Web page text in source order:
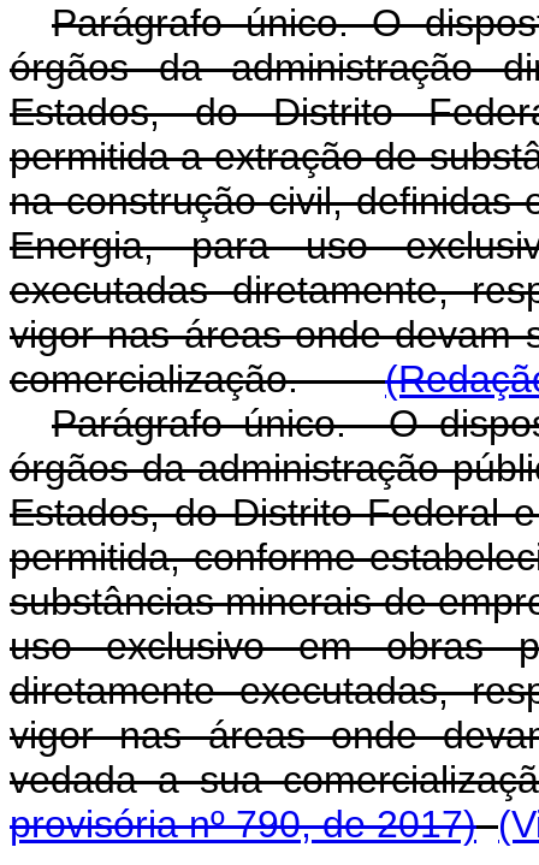
Parágrafo único. O
órgãos da administração
Estados, do Distrito
permitida a extração de
na construção civil, definidas
Energia, para uso
executadas diretamente,
vigor nas áreas onde devam
comercialização.
Parágrafo único. O
órgãos da administração
Estados, do Distrito Federal
permitida, conforme
substâncias minerais de
uso exclusivo em obras
diretamente executadas,
vigor nas áreas onde
vedada a sua
provisória nº 790, de 2017)